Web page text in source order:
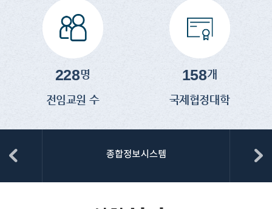
228명
전임교원 수
158개
국제협정대학